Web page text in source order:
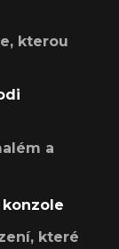
kterou
a
které